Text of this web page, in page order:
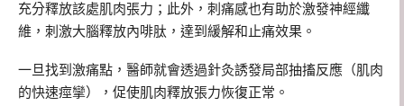
充分釋放該處肌肉張力；此外，刺痛感也有助於激發神經纖
維，刺激大腦釋放內啡肽，達到緩解和止痛效果。
一旦找到激痛點，醫師就會透過針灸誘發局部抽搐反應（肌肉
的快速痙攣），促使肌肉釋放張力恢復正常。